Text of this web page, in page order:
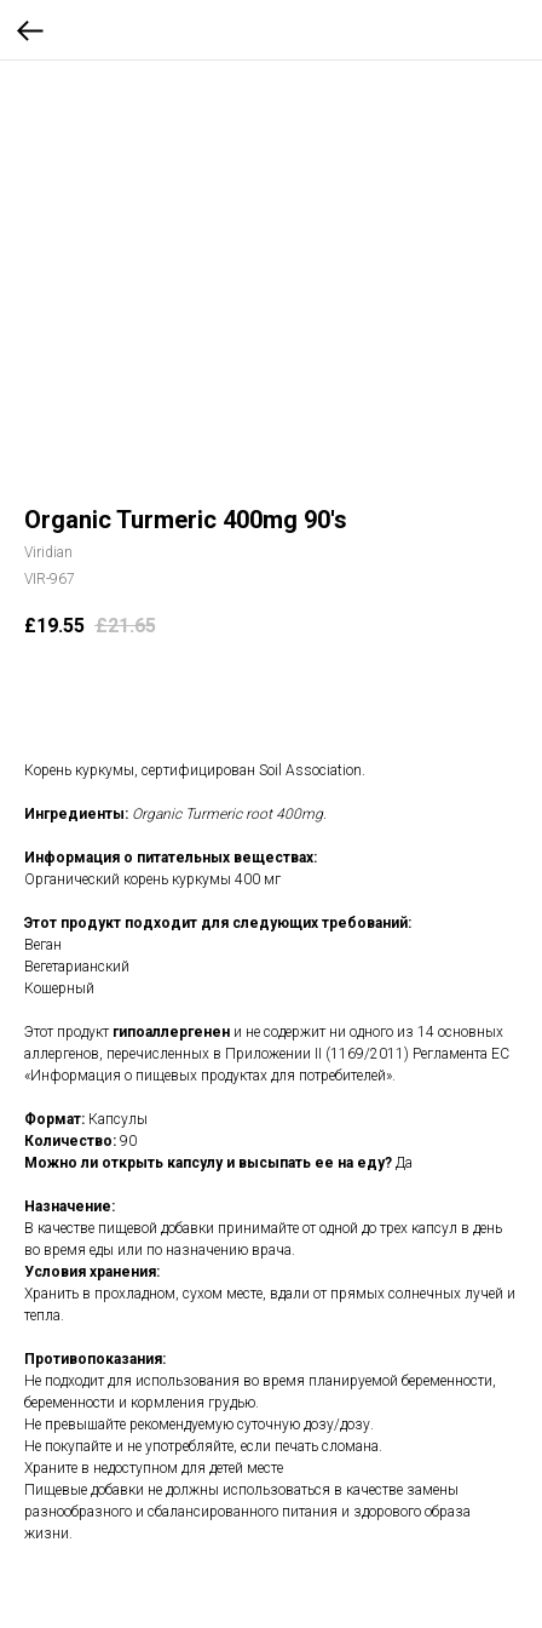
Organic Turmeric 400mg 90's
Viridian
VIR-967
£19.55 £21.65
Корень куркумы, сертифицирован Soil Association.
Ингредиенты: Organic Turmeric root 400mg.
Информация о питательных веществах:
Органический корень куркумы 400 мг
Этот продукт подходит для следующих требований:
Веган
Вегетарианский
Кошерный
Этот продукт гипоаллергенен и не содержит ни одного из 14 основных
аллергенов, перечисленных в Приложении II (1169/2011) Регламента ЕС
«Информация о пищевых продуктах для потребителей».
Формат: Капсулы
Количество: 90
Можно ли открыть капсулу и высыпать ее на еду? Да
Назначение:
В качестве пищевой добавки принимайте от одной до трех капсул в день
во время еды или по назначению врача.
Условия хранения:
Хранить в прохладном, сухом месте, вдали от прямых солнечных лучей и
тепла.
Противопоказания:
Не подходит для использования во время планируемой беременности,
беременности и кормления грудью.
Не превышайте рекомендуемую суточную дозу/дозу.
Не покупайте и не употребляйте, если печать сломана.
Храните в недоступном для детей месте
Пищевые добавки не должны использоваться в качестве замены
разнообразного и сбалансированного питания и здорового образа
жизни.